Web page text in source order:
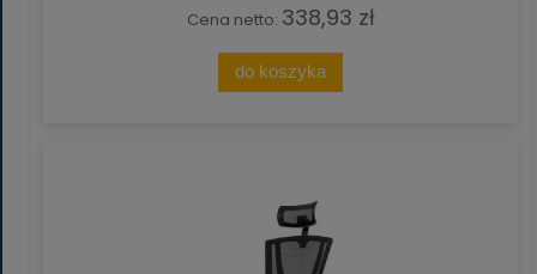
Cena netto: 338,93 zł
do koszyka